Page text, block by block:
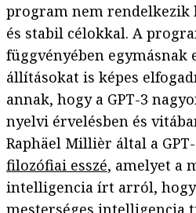
program nem rendelkezik
és stabil célokkal. A
függvényében egymásnak
állításokat is képes
annak, hogy a GPT-3
nyelvi érvelésben és
Raphäel Millièr által a
filozófiai esszé, amelyet a
intelligencia írt arról,
mesterséges intelligencia